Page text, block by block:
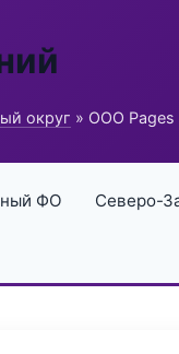
округ » ООО Pages
ФО Северо-